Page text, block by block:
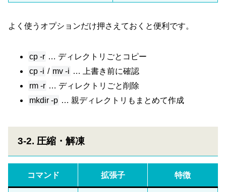
よく使うオプションだけ押さえておくと便利です。
cp -r … ディレクトリごとコピー
cp -i / mv -i … 上書き前に確認
rm -r … ディレクトリごと削除
mkdir -p … 親ディレクトリもまとめて作成
3-2. 圧縮・解凍
コマンド 拡張子 特徴